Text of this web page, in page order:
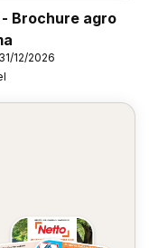
- Brochure agro
12/2026